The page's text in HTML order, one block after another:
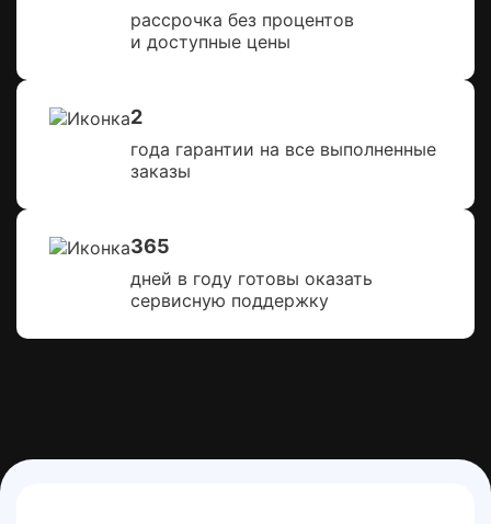
рассрочка без процентов
и доступные цены
2
года гарантии на все выполненные
заказы
365
дней в году готовы оказать
сервисную поддержку